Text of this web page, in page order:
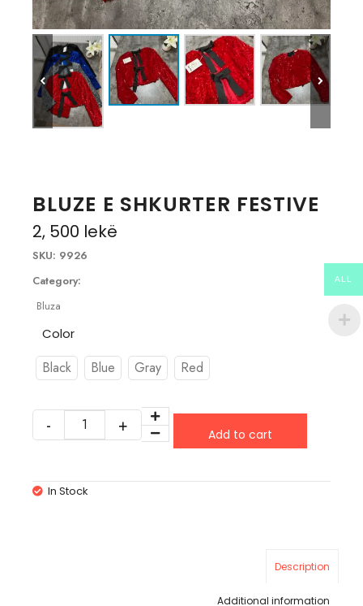
BLUZE E SHKURTER FESTIVE
2, 500 lekë
SKU: 9926
Category:
Bluza
Color
Black Blue Gray Red
Add to cart
In Stock
Description
Additional information
ALL